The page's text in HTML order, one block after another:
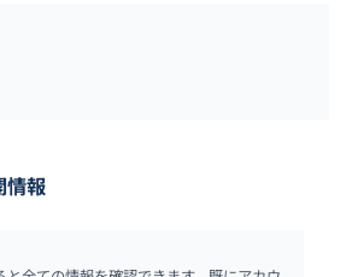
情報